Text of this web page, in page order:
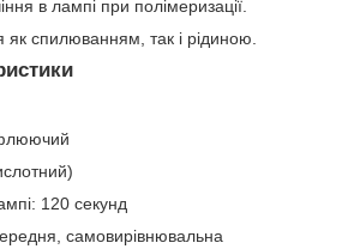
в лампі при полімеризації.
як спилюванням, так і рідиною.
120 секунд
самовирівнювальна